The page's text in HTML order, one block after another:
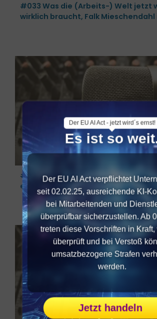
#033 Was die (Arbeits-) Welt jetzt
wirklich braucht, Falk
#032 Führungsdilemma: Delegieren
erledigen (2/2)
Der EU AI Act - jetzt wird´s ernst!
Es ist so
Der EU AI Act verpflichtet
seit 02.02.25, ausreichende KI-
bei Mitarbeitenden und
überprüfbar sicherzustellen. Ab
treten diese Vorschriften in Kraft,
überprüft und bei Verstoß
umsatzbezogene Strafen
werden.
Jetzt handeln